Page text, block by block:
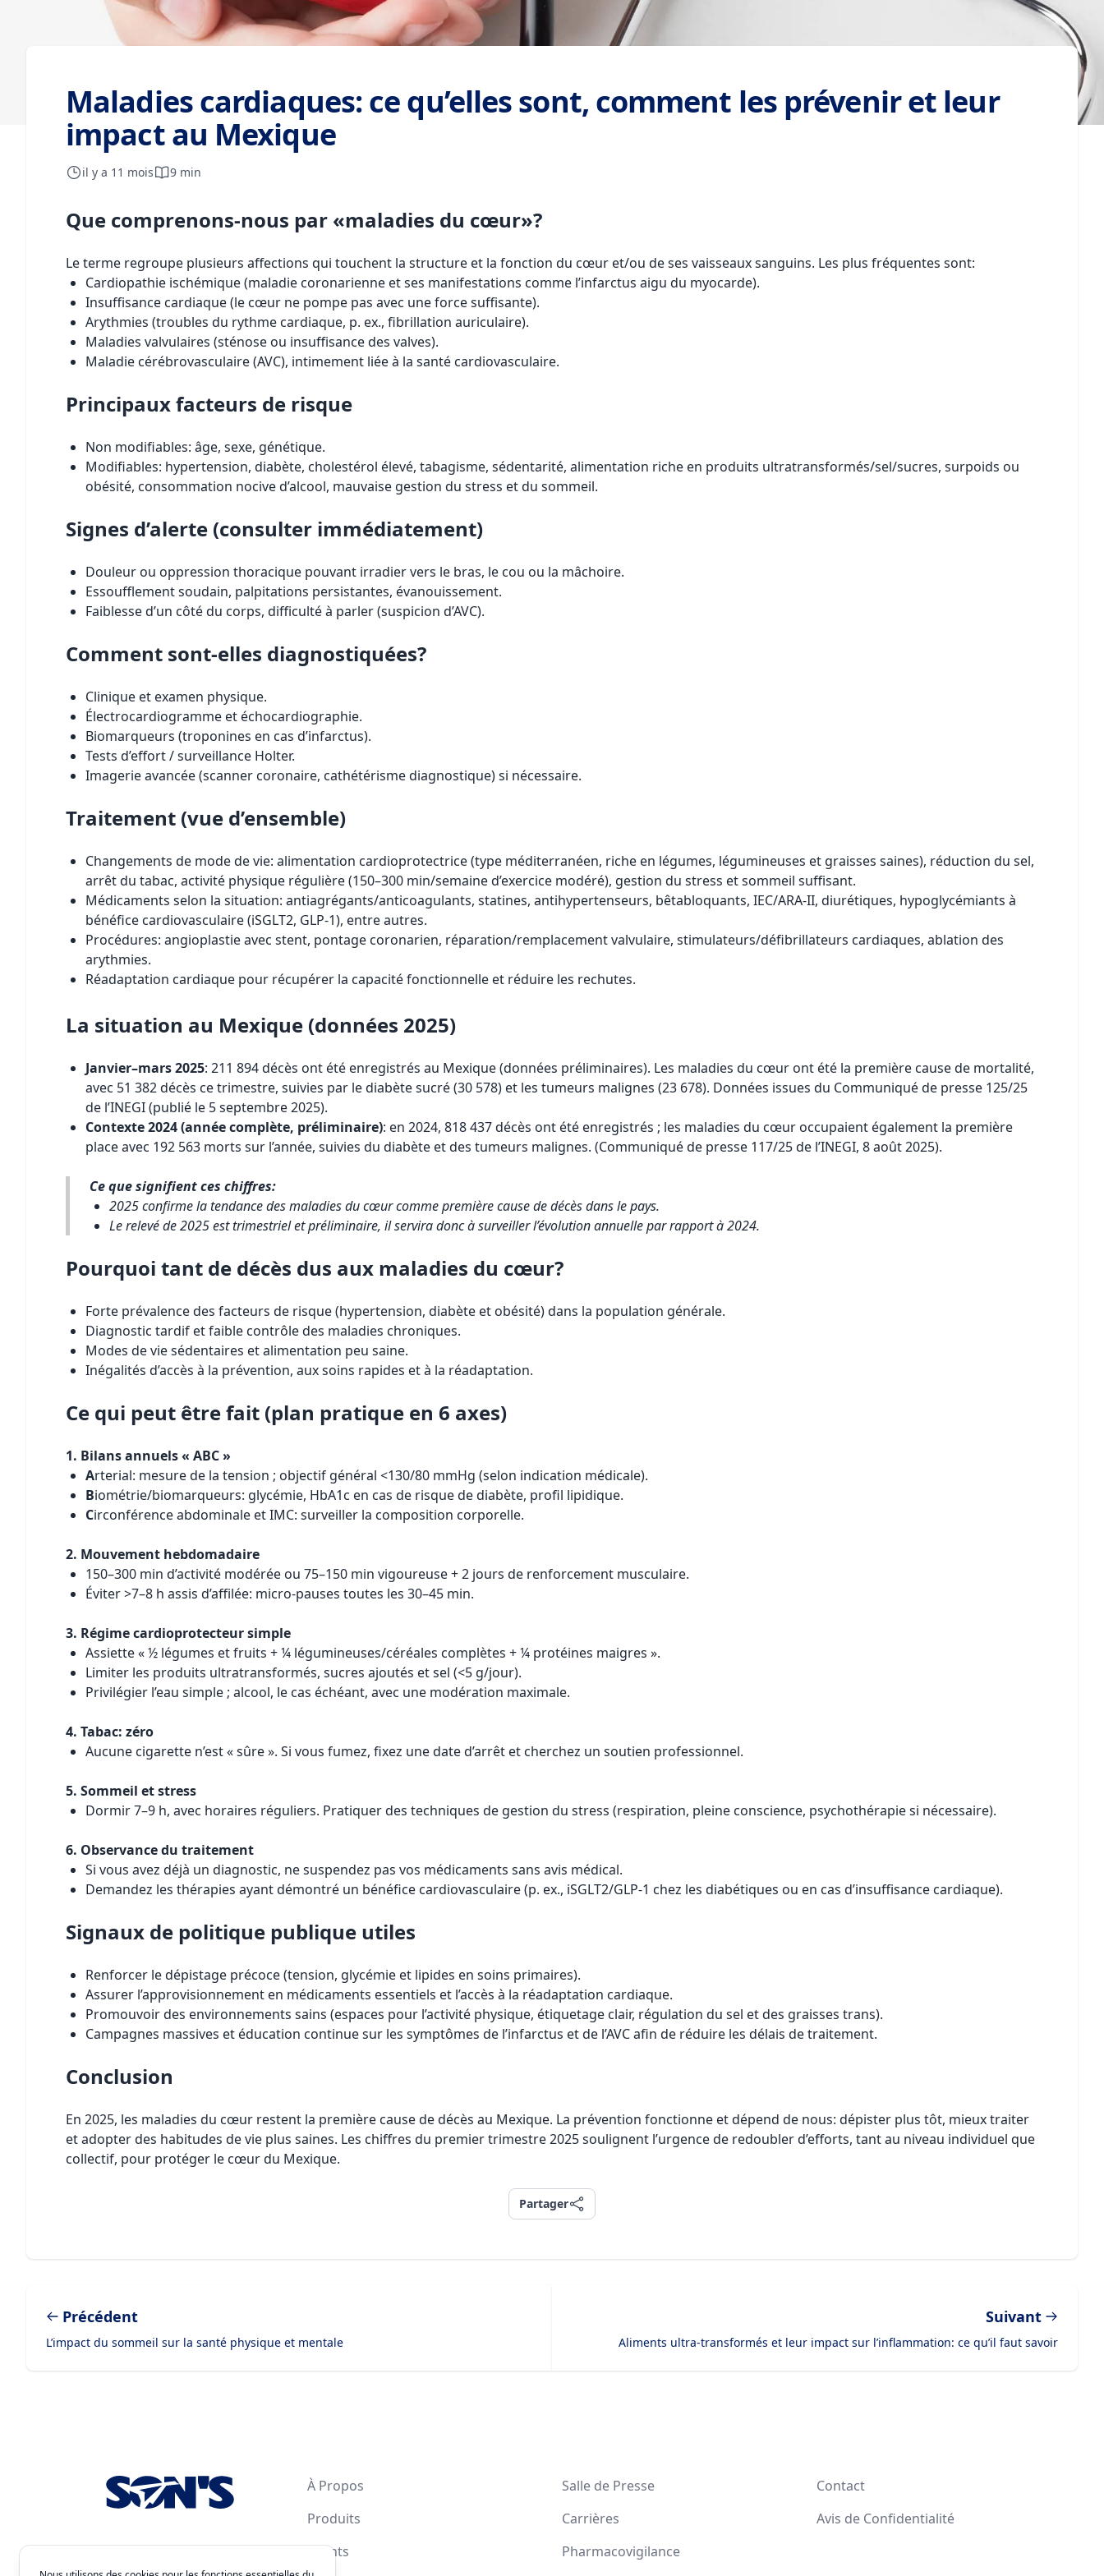
Maladies cardiaques: ce qu’elles sont, comment les prévenir et leur
impact au Mexique
il y a 11 mois 9 min
Que comprenons-nous par «maladies du cœur»?
Le terme regroupe plusieurs affections qui touchent la structure et la fonction du cœur et/ou de ses vaisseaux sanguins. Les plus fréquentes sont:
Cardiopathie ischémique (maladie coronarienne et ses manifestations comme l’infarctus aigu du myocarde).
Insuffisance cardiaque (le cœur ne pompe pas avec une force suffisante).
Arythmies (troubles du rythme cardiaque, p. ex., fibrillation auriculaire).
Maladies valvulaires (sténose ou insuffisance des valves).
Maladie cérébrovasculaire (AVC), intimement liée à la santé cardiovasculaire.
Principaux facteurs de risque
Non modifiables: âge, sexe, génétique.
Modifiables: hypertension, diabète, cholestérol élevé, tabagisme, sédentarité, alimentation riche en produits ultratransformés/sel/sucres, surpoids ou
obésité, consommation nocive d’alcool, mauvaise gestion du stress et du sommeil.
Signes d’alerte (consulter immédiatement)
Douleur ou oppression thoracique pouvant irradier vers le bras, le cou ou la mâchoire.
Essoufflement soudain, palpitations persistantes, évanouissement.
Faiblesse d’un côté du corps, difficulté à parler (suspicion d’AVC).
Comment sont-elles diagnostiquées?
Clinique et examen physique.
Électrocardiogramme et échocardiographie.
Biomarqueurs (troponines en cas d’infarctus).
Tests d’effort / surveillance Holter.
Imagerie avancée (scanner coronaire, cathétérisme diagnostique) si nécessaire.
Traitement (vue d’ensemble)
Changements de mode de vie: alimentation cardioprotectrice (type méditerranéen, riche en légumes, légumineuses et graisses saines), réduction du sel,
arrêt du tabac, activité physique régulière (150–300 min/semaine d’exercice modéré), gestion du stress et sommeil suffisant.
Médicaments selon la situation: antiagrégants/anticoagulants, statines, antihypertenseurs, bêtabloquants, IEC/ARA-II, diurétiques, hypoglycémiants à
bénéfice cardiovasculaire (iSGLT2, GLP-1), entre autres.
Procédures: angioplastie avec stent, pontage coronarien, réparation/remplacement valvulaire, stimulateurs/défibrillateurs cardiaques, ablation des
arythmies.
Réadaptation cardiaque pour récupérer la capacité fonctionnelle et réduire les rechutes.
La situation au Mexique (données 2025)
Janvier–mars 2025: 211 894 décès ont été enregistrés au Mexique (données préliminaires). Les maladies du cœur ont été la première cause de mortalité,
avec 51 382 décès ce trimestre, suivies par le diabète sucré (30 578) et les tumeurs malignes (23 678). Données issues du Communiqué de presse 125/25
de l’INEGI (publié le 5 septembre 2025).
Contexte 2024 (année complète, préliminaire): en 2024, 818 437 décès ont été enregistrés ; les maladies du cœur occupaient également la première
place avec 192 563 morts sur l’année, suivies du diabète et des tumeurs malignes. (Communiqué de presse 117/25 de l’INEGI, 8 août 2025).
Ce que signifient ces chiffres:
2025 confirme la tendance des maladies du cœur comme première cause de décès dans le pays.
Le relevé de 2025 est trimestriel et préliminaire, il servira donc à surveiller l’évolution annuelle par rapport à 2024.
Pourquoi tant de décès dus aux maladies du cœur?
Forte prévalence des facteurs de risque (hypertension, diabète et obésité) dans la population générale.
Diagnostic tardif et faible contrôle des maladies chroniques.
Modes de vie sédentaires et alimentation peu saine.
Inégalités d’accès à la prévention, aux soins rapides et à la réadaptation.
Ce qui peut être fait (plan pratique en 6 axes)
1. Bilans annuels « ABC »
Arterial: mesure de la tension ; objectif général <130/80 mmHg (selon indication médicale).
Biométrie/biomarqueurs: glycémie, HbA1c en cas de risque de diabète, profil lipidique.
Circonférence abdominale et IMC: surveiller la composition corporelle.
2. Mouvement hebdomadaire
150–300 min d’activité modérée ou 75–150 min vigoureuse + 2 jours de renforcement musculaire.
Éviter >7–8 h assis d’affilée: micro-pauses toutes les 30–45 min.
3. Régime cardioprotecteur simple
Assiette « ½ légumes et fruits + ¼ légumineuses/céréales complètes + ¼ protéines maigres ».
Limiter les produits ultratransformés, sucres ajoutés et sel (<5 g/jour).
Privilégier l’eau simple ; alcool, le cas échéant, avec une modération maximale.
4. Tabac: zéro
Aucune cigarette n’est « sûre ». Si vous fumez, fixez une date d’arrêt et cherchez un soutien professionnel.
5. Sommeil et stress
Dormir 7–9 h, avec horaires réguliers. Pratiquer des techniques de gestion du stress (respiration, pleine conscience, psychothérapie si nécessaire).
6. Observance du traitement
Si vous avez déjà un diagnostic, ne suspendez pas vos médicaments sans avis médical.
Demandez les thérapies ayant démontré un bénéfice cardiovasculaire (p. ex., iSGLT2/GLP-1 chez les diabétiques ou en cas d’insuffisance cardiaque).
Signaux de politique publique utiles
Renforcer le dépistage précoce (tension, glycémie et lipides en soins primaires).
Assurer l’approvisionnement en médicaments essentiels et l’accès à la réadaptation cardiaque.
Promouvoir des environnements sains (espaces pour l’activité physique, étiquetage clair, régulation du sel et des graisses trans).
Campagnes massives et éducation continue sur les symptômes de l’infarctus et de l’AVC afin de réduire les délais de traitement.
Conclusion
En 2025, les maladies du cœur restent la première cause de décès au Mexique. La prévention fonctionne et dépend de nous: dépister plus tôt, mieux traiter
et adopter des habitudes de vie plus saines. Les chiffres du premier trimestre 2025 soulignent l’urgence de redoubler d’efforts, tant au niveau individuel que
collectif, pour protéger le cœur du Mexique.
Partager
Partager
Précédent
L’impact du sommeil sur la santé physique et mentale
Suivant
Aliments ultra-transformés et leur impact sur l’inflammation: ce qu’il faut savoir
À Propos
Produits
Clients
Salle de Presse
Carrières
Pharmacovigilance
Contact
Avis de Confidentialité